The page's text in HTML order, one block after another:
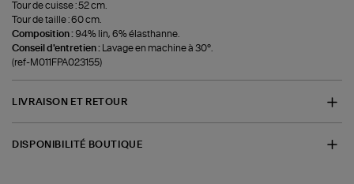
Tour de cuisse : 52 cm.
Tour de taille : 60 cm.
Composition : 94% lin, 6% élasthanne.
Conseil d'entretien : Lavage en machine à 30°.
(ref-M011FPA023155)
LIVRAISON ET RETOUR
DISPONIBILITÉ BOUTIQUE